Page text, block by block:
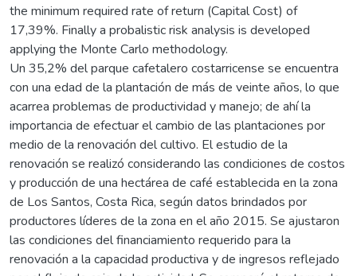
the minimum required rate of return (Capital Cost) of
17,39%. Finally a probalistic risk analysis is developed
applying the Monte Carlo methodology.
Un 35,2% del parque cafetalero costarricense se encuentra
con una edad de la plantación de más de veinte años, lo que
acarrea problemas de productividad y manejo; de ahí la
importancia de efectuar el cambio de las plantaciones por
medio de la renovación del cultivo. El estudio de la
renovación se realizó considerando las condiciones de costos
y producción de una hectárea de café establecida en la zona
de Los Santos, Costa Rica, según datos brindados por
productores líderes de la zona en el año 2015. Se ajustaron
las condiciones del financiamiento requerido para la
renovación a la capacidad productiva y de ingresos reflejado